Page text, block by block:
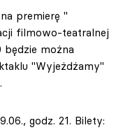
premierę "
filmowo-teatralnej
będzie można
"Wyjeżdżamy"
godz. 21. Bilety: